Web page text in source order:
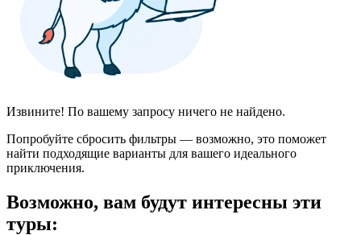
Извините! По вашему запросу ничего не найдено.
Попробуйте сбросить фильтры — возможно, это поможет
найти подходящие варианты для вашего идеального
приключения.
Возможно, вам будут интересны эти
туры: